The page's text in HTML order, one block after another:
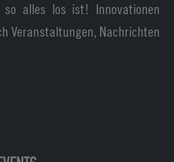
so alles los ist! Innovationen
Veranstaltungen, Nachrichten